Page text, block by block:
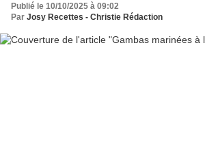
Publié le 10/10/2025 à 09:02
Par Josy Recettes - Christie Rédaction